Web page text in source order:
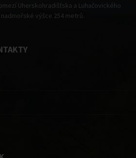
Uherskohradišťska a Luhačovického
výšce 254 metrů.